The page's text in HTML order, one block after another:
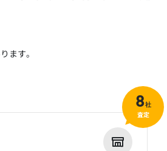
ます。
8社
査定